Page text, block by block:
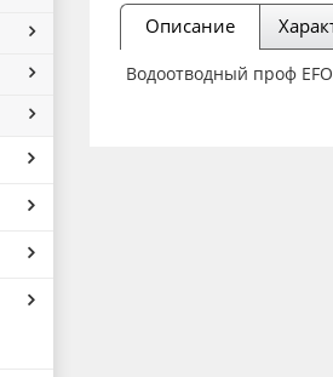
Описание
Водоотводный проф